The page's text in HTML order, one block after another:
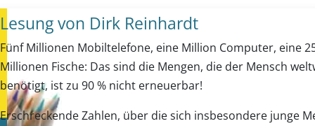
Lesung von Dirk Reinhardt
Fünf Millionen Mobiltelefone, eine Million Computer, eine
Millionen Fische: Das sind die Mengen, die der Mensch
benötigt, ist zu 90 % nicht erneuerbar!
Erschreckende Zahlen, über die sich insbesondere junge